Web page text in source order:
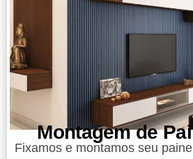
Montagem de
Fixamos e montamos seu